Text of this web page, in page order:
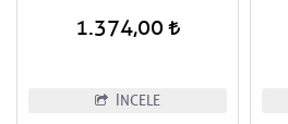
1.374,00
İNCELE